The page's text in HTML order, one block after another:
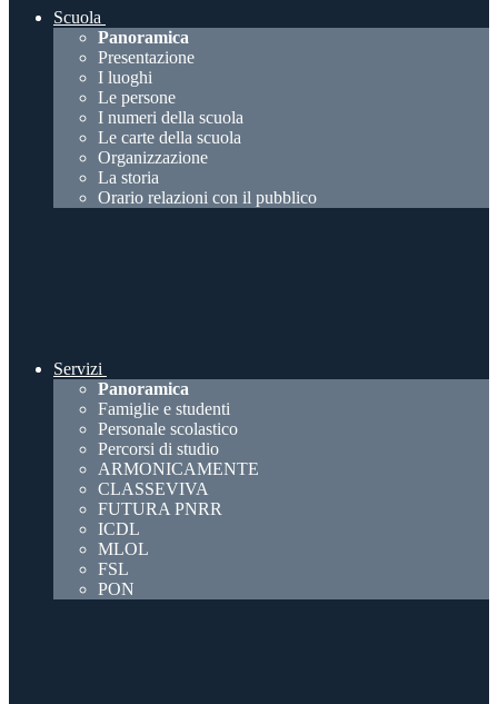
Scuola
Panoramica
Presentazione
I luoghi
Le persone
I numeri della scuola
Le carte della scuola
Organizzazione
La storia
Orario relazioni con il pubblico
Servizi
Panoramica
Famiglie e studenti
Personale scolastico
Percorsi di studio
ARMONICAMENTE
CLASSEVIVA
FUTURA PNRR
ICDL
MLOL
FSL
PON